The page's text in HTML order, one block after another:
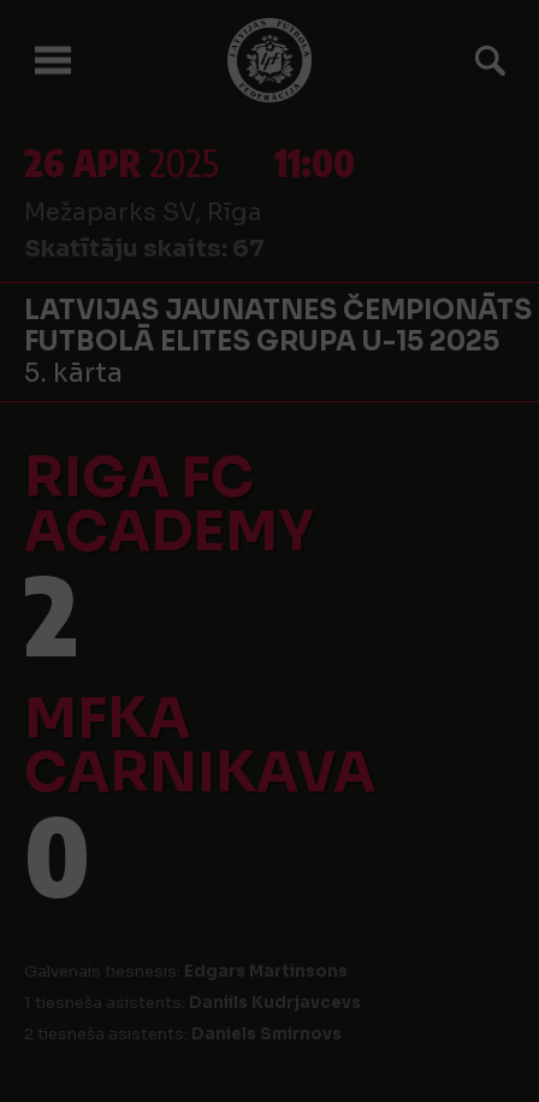
26 APR2025 11:00
Mežaparks SV, Rīga
Skatītāju skaits: 67
LATVIJAS JAUNATNES ČEMPIONĀTS
FUTBOLĀ ELITES GRUPA U-15 2025
5. kārta
RIGA FC
ACADEMY
2
MFKA
CARNIKAVA
0
Galvenais tiesnesis: Edgars Martinsons
1 tiesneša asistents: Daniils Kudrjavcevs
2 tiesneša asistents: Daniels Smirnovs